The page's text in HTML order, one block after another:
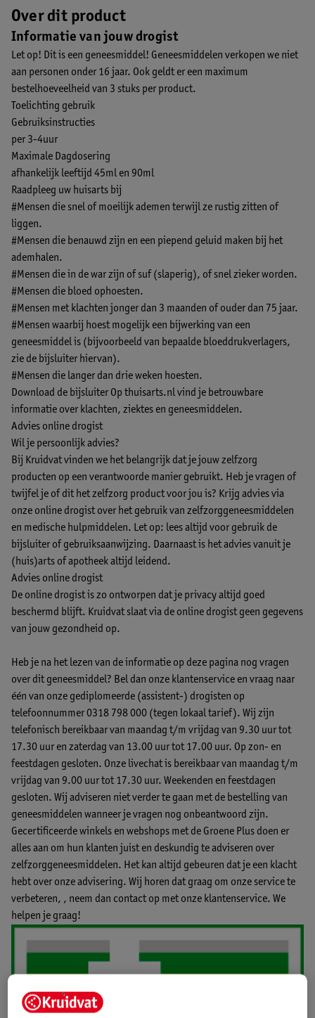
Over dit product
Informatie van jouw drogist
Let op! Dit is een geneesmiddel! Geneesmiddelen verkopen we niet
aan personen onder 16 jaar. Ook geldt er een maximum
bestelhoeveelheid van 3 stuks per product.
Toelichting gebruik
Gebruiksinstructies
per 3-4uur
Maximale Dagdosering
afhankelijk leeftijd 45ml en 90ml
Raadpleeg uw huisarts bij
#Mensen die snel of moeilijk ademen terwijl ze rustig zitten of
liggen.
#Mensen die benauwd zijn en een piepend geluid maken bij het
ademhalen.
#Mensen die in de war zijn of suf (slaperig), of snel zieker worden.
#Mensen die bloed ophoesten.
#Mensen met klachten jonger dan 3 maanden of ouder dan 75 jaar.
#Mensen waarbij hoest mogelijk een bijwerking van een
geneesmiddel is (bijvoorbeeld van bepaalde bloeddrukverlagers,
zie de bijsluiter hiervan).
#Mensen die langer dan drie weken hoesten.
Download de bijsluiter Op thuisarts.nl vind je betrouwbare
informatie over klachten, ziektes en geneesmiddelen.
Advies online drogist
Wil je persoonlijk advies?
Bij Kruidvat vinden we het belangrijk dat je jouw zelfzorg
producten op een verantwoorde manier gebruikt. Heb je vragen of
twijfel je of dit het zelfzorg product voor jou is? Krijg advies via
onze online drogist over het gebruik van zelfzorggeneesmiddelen
en medische hulpmiddelen. Let op: lees altijd voor gebruik de
bijsluiter of gebruiksaanwijzing. Daarnaast is het advies vanuit je
(huis)arts of apotheek altijd leidend.
Advies online drogist
De online drogist is zo ontworpen dat je privacy altijd goed
beschermd blijft. Kruidvat slaat via de online drogist geen gegevens
van jouw gezondheid op.
Heb je na het lezen van de informatie op deze pagina nog vragen
over dit geneesmiddel? Bel dan onze klantenservice en vraag naar
één van onze gediplomeerde (assistent-) drogisten op
telefoonnummer 0318 798 000 (tegen lokaal tarief). Wij zijn
telefonisch bereikbaar van maandag t/m vrijdag van 9.30 uur tot
17.30 uur en zaterdag van 13.00 uur tot 17.00 uur. Op zon- en
feestdagen gesloten. Onze livechatis bereikbaar van maandag t/m
vrijdag van 9.00 uur tot 17.30 uur. Weekenden en feestdagen
gesloten. Wij adviseren niet verder te gaan met de bestelling van
geneesmiddelen wanneer je vragen nog onbeantwoord zijn.
Gecertificeerde winkels en webshops met de Groene Plus doen er
alles aan om hun klanten juist en deskundig te adviseren over
zelfzorggeneesmiddelen. Het kan altijd gebeuren dat je een klacht
hebt over onze advisering. Wij horen dat graag om onze service te
verbeteren, , neem dan contact op met onze klantenservice. We
helpen je graag!